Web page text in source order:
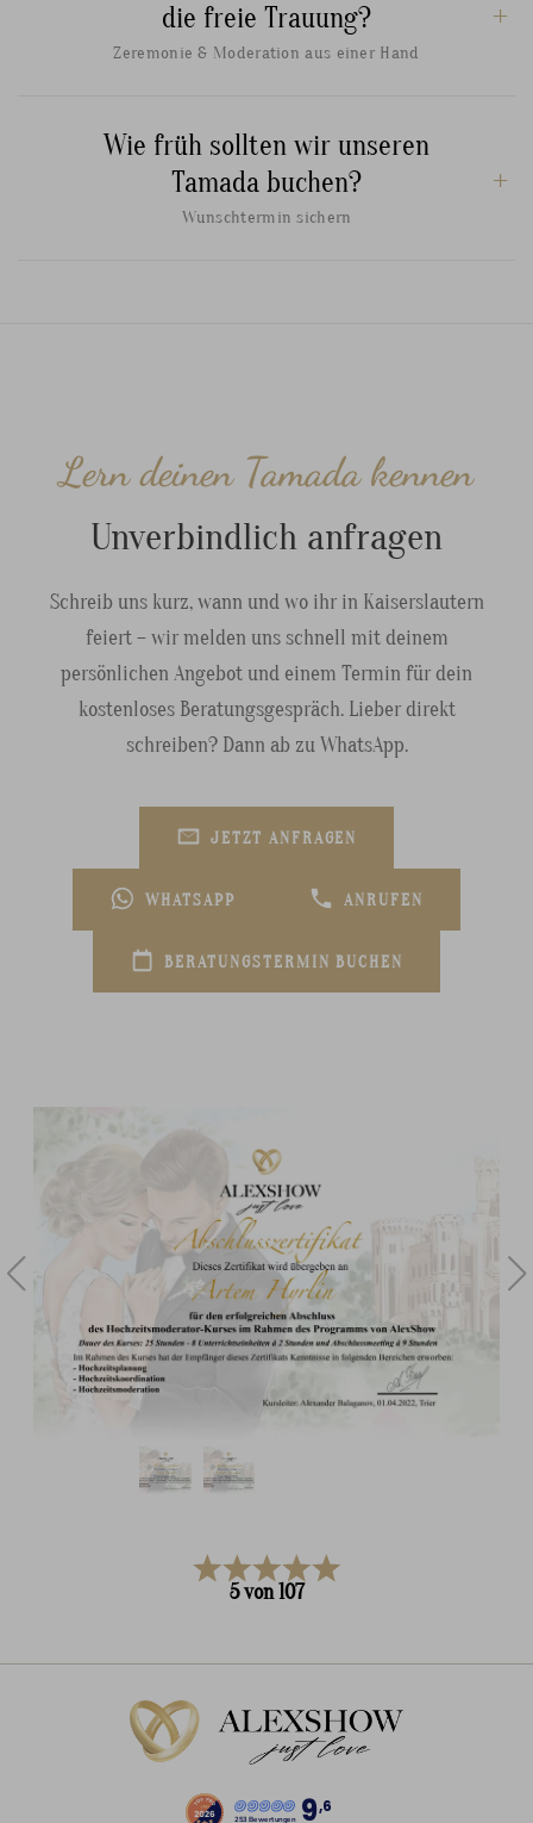
die freie Trauung?
Zeremonie & Moderation aus einer Hand
Wie früh sollten wir unseren
Tamada buchen?
Wunschtermin sichern
Lern deinen Tamada kennen
Unverbindlich anfragen
Schreib uns kurz, wann und wo ihr in Kaiserslautern
feiert – wir melden uns schnell mit deinem
persönlichen Angebot und einem Termin für dein
kostenloses Beratungsgespräch. Lieber direkt
schreiben? Dann ab zu WhatsApp.
JETZT ANFRAGEN
WHATSAPP ANRUFEN
BERATUNGSTERMIN BUCHEN
5von 107
253 Bewertungen 9,6